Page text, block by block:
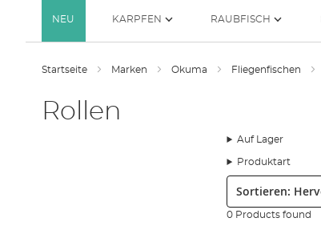
NEU KARPFEN RAUBFISCH
Startseite Marken Okuma Fliegenfischen
Rollen
Auf Lager
Produktart
Sortieren:
0 Products found